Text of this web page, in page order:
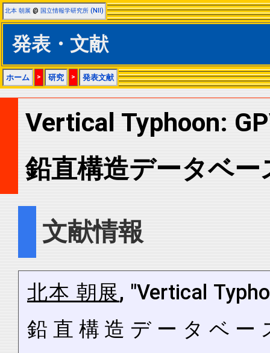
北本 朝展 @ 国立情報学研究所 (NII)
発表・文献
ホーム > 研究 > 発表文献
Vertical Typhoon:
鉛直構造データベー
文献情報
北本 朝展, "Vertical
鉛直構造データベー